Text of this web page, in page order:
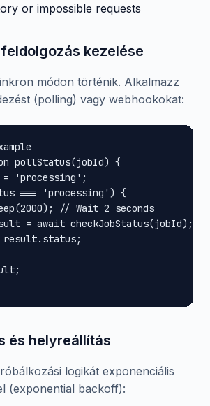
or impossible requests
kezelése
módon történik. Alkalmazz
(polling) vagy webhookokat:
pollStatus(jobId) {
'processing';
=== 'processing') {
// Wait 2 seconds
= await checkJobStatus(jobId);
és helyreállítás
logikát exponenciális
(exponential backoff):